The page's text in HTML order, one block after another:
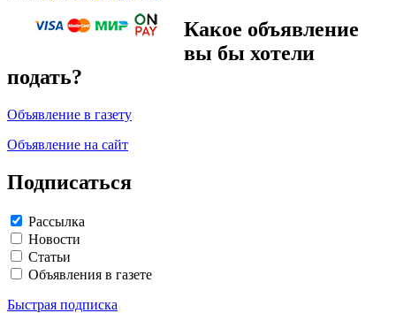
Какое объявление
вы бы хотели
подать?
Объявление в газету
Объявление на сайт
Подписаться
Рассылка
Новости
Статьи
Объявления в газете
Быстрая подписка